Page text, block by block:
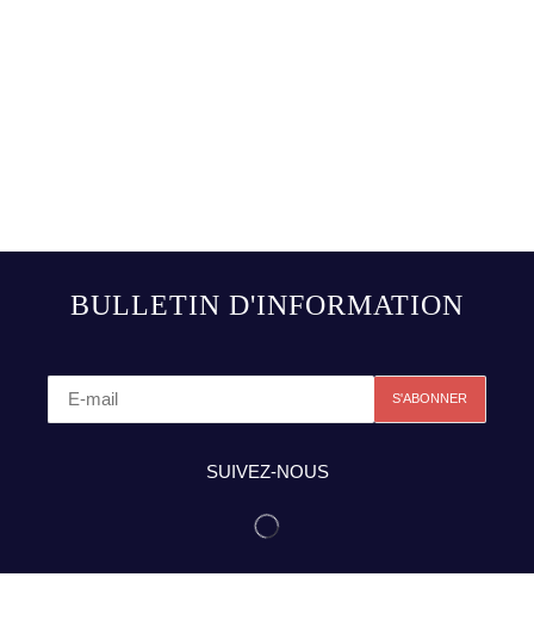
BULLETIN D'INFORMATION
SUIVEZ-NOUS